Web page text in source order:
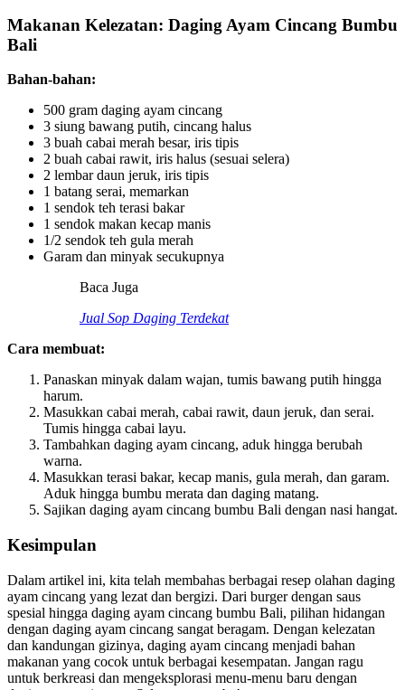
Makanan Kelezatan: Daging Ayam Cincang Bumbu
Bali
Bahan-bahan:
500 gram daging ayam cincang
3 siung bawang putih, cincang halus
3 buah cabai merah besar, iris tipis
2 buah cabai rawit, iris halus (sesuai selera)
2 lembar daun jeruk, iris tipis
1 batang serai, memarkan
1 sendok teh terasi bakar
1 sendok makan kecap manis
1/2 sendok teh gula merah
Garam dan minyak secukupnya
Baca Juga
Jual Sop Daging Terdekat
Cara membuat:
Panaskan minyak dalam wajan, tumis bawang putih hingga
harum.
Masukkan cabai merah, cabai rawit, daun jeruk, dan serai.
Tumis hingga cabai layu.
Tambahkan daging ayam cincang, aduk hingga berubah
warna.
Masukkan terasi bakar, kecap manis, gula merah, dan garam.
Aduk hingga bumbu merata dan daging matang.
Sajikan daging ayam cincang bumbu Bali dengan nasi hangat.
Kesimpulan
Dalam artikel ini, kita telah membahas berbagai resep olahan daging
ayam cincang yang lezat dan bergizi. Dari burger dengan saus
spesial hingga daging ayam cincang bumbu Bali, pilihan hidangan
dengan daging ayam cincang sangat beragam. Dengan kelezatan
dan kandungan gizinya, daging ayam cincang menjadi bahan
makanan yang cocok untuk berbagai kesempatan. Jangan ragu
untuk berkreasi dan mengeksplorasi menu-menu baru dengan